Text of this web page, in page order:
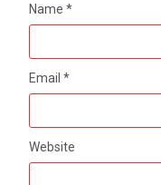
Name*
Email*
Website